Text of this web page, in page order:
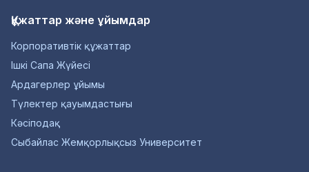
Құжаттар және ұйымдар
Корпоративтік құжаттар
Ішкі Сапа Жүйесі
Ардагерлер ұйымы
Түлектер қауымдастығы
Кәсіподақ
Сыбайлас Жемқорлықсыз Университет